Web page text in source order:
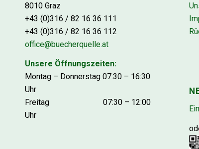
8010 Graz
+43 (0)316 / 82 16 36 111
+43 (0)316 / 82 16 36 112
office@buecherquelle.at
Unsere Öffnungszeiten:
Montag – Donnerstag 07:30 – 16:30
Uhr
Freitag 07:30 – 12:00
Uhr